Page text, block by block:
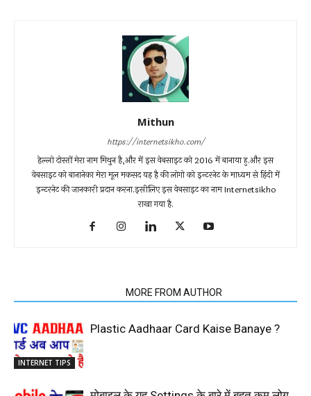
Mithun
https://internetsikho.com/
हेल्लो दोस्तों मेरा नाम मिथुन है,और में इस वेबसाइट को 2016 में बानाया हु.और इस
वेबसाइट को बानानेका मेरा मूल मकसद यह है की लोगो को इन्टरनेट के माध्यम से हिंदी में
इन्टरनेट की जानकारी प्रदान करना.इसीलिए इस वेबसाइट का नाम Internetsikho
राखा गया है.
MORE FROM AUTHOR
INTERNET TIPS
Plastic Aadhaar Card Kaise Banaye ?